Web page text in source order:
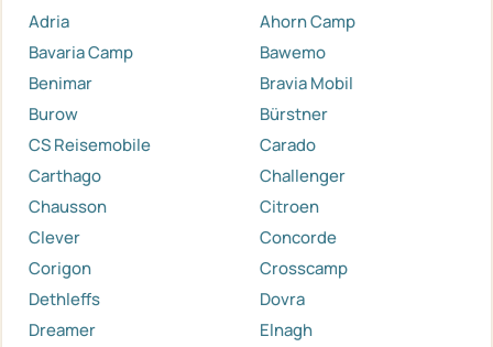
Adria
Ahorn Camp
Bavaria Camp
Bawemo
Benimar
Bravia Mobil
Burow
Bürstner
CS Reisemobile
Carado
Carthago
Challenger
Chausson
Citroen
Clever
Concorde
Corigon
Crosscamp
Dethleffs
Dovra
Dreamer
Elnagh